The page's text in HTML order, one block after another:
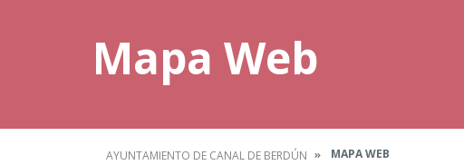
Mapa Web
AYUNTAMIENTO DE CANAL DE BERDÚN MAPA WEB